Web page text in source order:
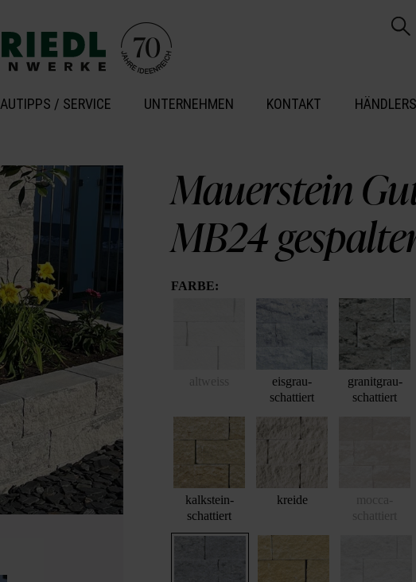
/ SERVICE UNTERNEHMEN KONTAKT
Mauerstein
MB24
FARBE:
eisgrau-
schattiert
granitgrau-
schattiert
kalkstein-
schattiert
kreide